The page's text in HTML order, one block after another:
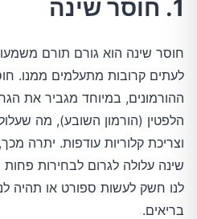
1. חוסר שינה
חוסר שינה הוא גורם תורם
לעתים קרובות מתעלמים ממנו.
ההורמונים, במיוחד מגביר את
הלפטין (הורמון השובע), מה שעלול
וצריכת קלוריות עודפות. יתרה
שינה עלולה לגרום לבחירות פחות
לנו חשק לעשות ספורט או תהיה
בריאים.